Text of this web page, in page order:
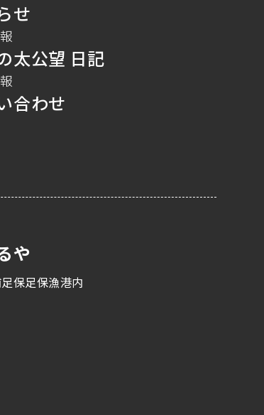
せ
太公望 日記
合わせ
や
保足保漁港内